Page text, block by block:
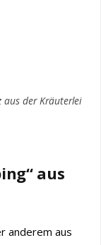
der Kräuterlei
aus
anderem aus